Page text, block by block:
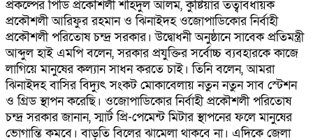
প্রকল্পের পিডি প্রকৌশলী শহিদুল আলম, কুষ্টিয়ার তত্বাবধায়ক
প্রকৌশলী আরিফুর রহমান ও ঝিনাইদহ ওজোপাডিকোর নির্বাহী
প্রকৌশলী পরিতোষ চন্দ্র সরকার। উদ্বোধনী অনুষ্ঠানে সাবেক প্রতিমন্ত্রী
আব্দুল হাই এমপি বলেন, সরকার প্রযুক্তির সর্বোচ্চ ব্যবহারকে কাজে
লাগিয়ে মানুষের কল্যান সাধন করতে চাই। তিনি বলেন, আমরা
ঝিনাইদহ বাসির বিদ্যুৎ সংকট মোকাবেলায় নতুন নতুন সাব স্টেশন
ও গ্রিড স্থাপন করেছি। ওজোপাডিকোর নির্বাহী প্রকৌশলী পরিতোষ
চন্দ্র সরকার জানান, স্মার্ট প্রি-পেমেন্ট মিটার স্থাপনের ফলে মানুষের
ভোগান্তি কমবে। বাড়তি বিলের ঝামেলা থাকবে না। এদিকে জেলা